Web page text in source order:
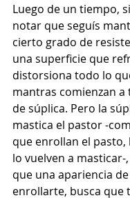
Luego de un tiempo,
notar que seguís
cierto grado de
una superficie que
distorsiona todo lo
mantras comienzan
de súplica. Pero la
mastica el pastor -
que enrollan el
lo vuelven a masticar-
que una apariencia
enrollarte, busca que